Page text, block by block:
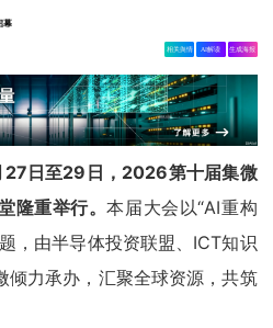
幕
相关舆情 AI解读 生成海报
27日至29日，2026第十届集微
隆重举行。本届大会以“AI重构
，由半导体投资联盟、ICT知识
倾力承办，汇聚全球资源，共筑